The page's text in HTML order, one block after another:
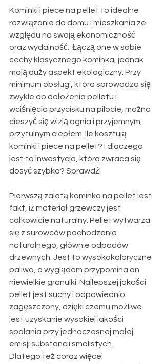
Kominki i piece na pellet to idealne
rozwiązanie do domu i mieszkania ze
względu na swoją ekonomiczność
oraz wydajność.  Łączą one w sobie
cechy klasycznego kominka, jednak
mają duży aspekt ekologiczny. Przy
minimum obsługi, która sprowadza się
zwykle do dołożenia pelletu i
wciśnięcia przycisku na pilocie, można
cieszyć się wizją ognia i przyjemnym,
przytulnym ciepłem. Ile kosztują
kominki i piece na pellet? I dlaczego
jest to inwestycja, która zwraca się
dosyć szybko? Sprawdź!
Pierwszą zaletą kominka na pellet jest
fakt, iż materiał grzewczy jest
całkowicie naturalny. Pellet wytwarza
się z surowców pochodzenia
naturalnego, głównie odpadów
drzewnych. Jest to wysokokaloryczne
paliwo, a wyglądem przypomina on
niewielkie granulki. Najlepszej jakości
pellet jest suchy i odpowiednio
zagęszczony, dzięki czemu możliwe
jest uzyskanie wysokiej jakości
spalania przy jednoczesnej małej
emisji substancji smolistych.
Dlatego też coraz więcej